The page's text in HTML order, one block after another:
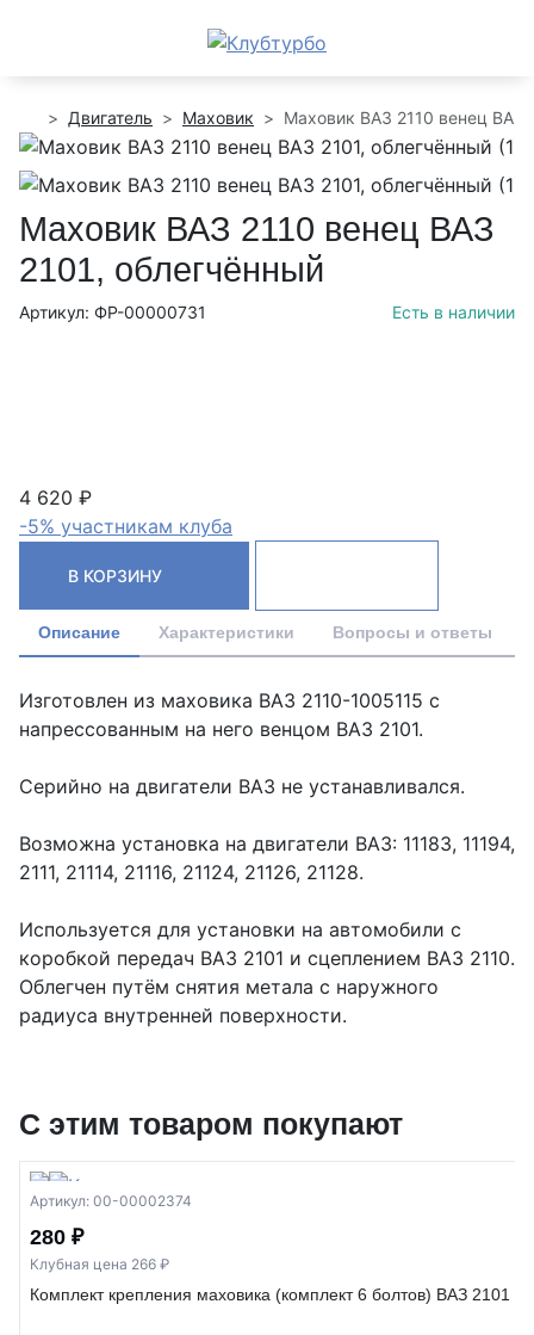
Двигатель Маховик Маховик ВАЗ 2110 венец ВАЗ
Маховик ВАЗ 2110 венец ВАЗ
2101, облегчённый
Артикул: ФР-00000731 Есть в наличии
4 620 ₽
-5% участникам клуба
В КОРЗИНУ
Описание Характеристики Вопросы и ответы
Изготовлен из маховика ВАЗ 2110-1005115 с
напрессованным на него венцом ВАЗ 2101.
Серийно на двигатели ВАЗ не устанавливался.
Возможна установка на двигатели ВАЗ: 11183, 11194,
2111, 21114, 21116, 21124, 21126, 21128.
Используется для установки на автомобили с
коробкой передач ВАЗ 2101 и сцеплением ВАЗ 2110.
Облегчен путём снятия метала с наружного
радиуса внутренней поверхности.
С этим товаром покупают
Артикул: 00-00002374
280 ₽
Клубная цена 266 ₽
Комплект крепления маховика (комплект 6 болтов) ВАЗ 2101 -